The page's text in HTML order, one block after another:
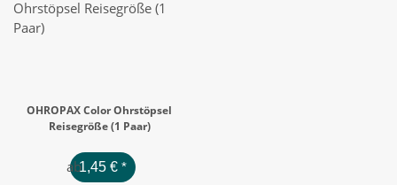
OHROPAX Color Ohrstöpsel
Reisegröße (1 Paar)
ab1,45 €*